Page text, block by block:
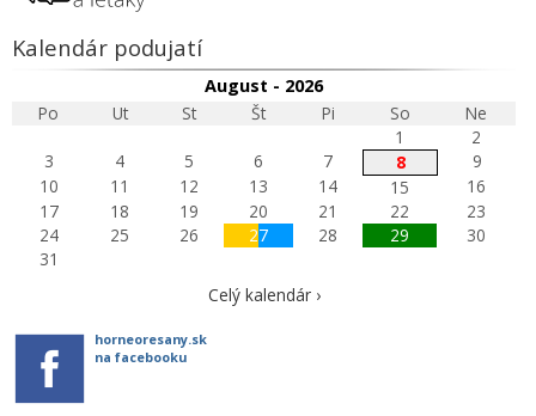
Kalendár podujatí
August - 2026
Po
Ut St Št Pi So
Ne
1
2
3
4 5 6 7 8
9
10
11 12 13 14 15
16
17
18 19 20 21 22
23
24
25 26 27 28 29
30
31
Celý kalendár ›
horneoresany.sk
na facebooku